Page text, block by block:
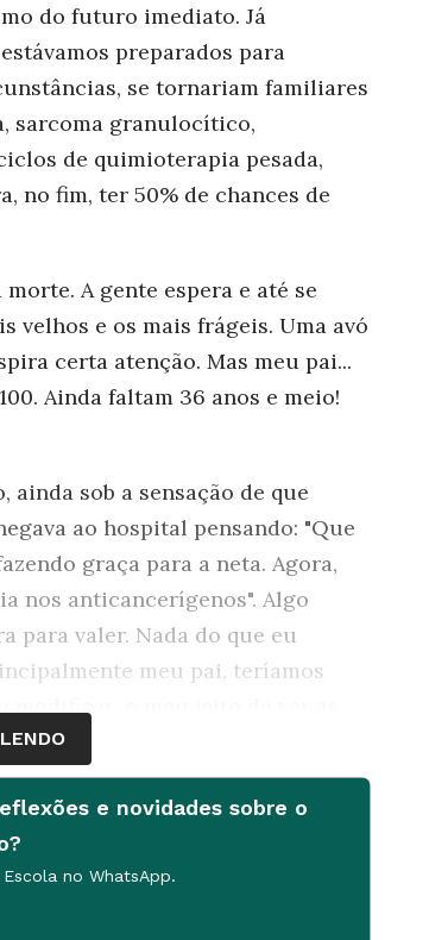
do futuro imediato. Já
preparados para
se tornariam familiares
sarcoma granulocítico,
de quimioterapia pesada,
no fim, ter 50% de chances de
A gente espera e até se
velhos e os mais frágeis. Uma avó
certa atenção. Mas meu pai...
Ainda faltam 36 anos e meio!
sob a sensação de que
ao hospital pensando: "Que
graça para a neta. Agora,
nos anticancerígenos". Algo
para valer. Nada do que eu
meu pai, teríamos
modificar: o meu jeito de ver as
quarto 231 poderia ser narrada
meu pai conversando e
ele estava sem dor e
para tirar o foco do problema e
e novidades sobre o
no WhatsApp.